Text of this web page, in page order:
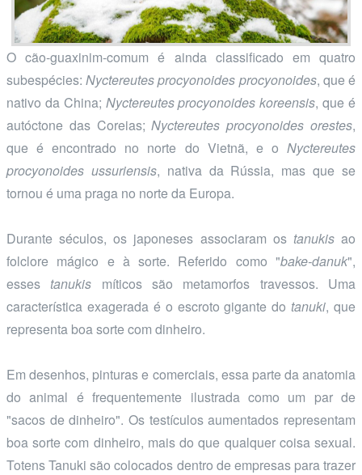
O cão-guaxinim-comum é ainda classificado em quatro
subespécies:Nyctereutes procyonoides procyonoides, que é
nativo da China; Nyctereutes procyonoides koreensis, que é
autóctone das Coreias;Nyctereutes procyonoides orestes,
que é encontrado no norte do Vietnã, e o Nyctereutes
procyonoides ussuriensis, nativa da Rússia, mas que se
tornou é uma praga no norte da Europa.
Durante séculos, os japoneses associaram os tanukisao
folclore mágico e à sorte. Referido como "bake-danuk",
esses tanukis míticos são metamorfos travessos. Uma
característica exagerada é o escroto gigante do tanuki, que
representa boa sorte com dinheiro.
Em desenhos, pinturas e comerciais, essa parte da anatomia
do animal é frequentemente ilustrada como um par de
"sacos de dinheiro". Os testículos aumentados representam
boa sorte com dinheiro, mais do que qualquer coisa sexual.
Totens Tanuki são colocados dentro de empresas para trazer